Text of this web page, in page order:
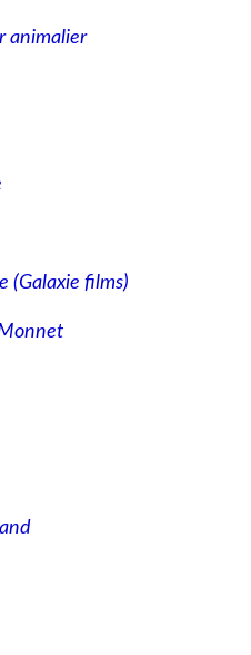
animalier
(Galaxie films)